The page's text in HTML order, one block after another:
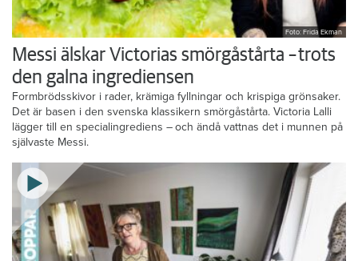
Foto: Frida Ekman
Messi älskar Victorias smörgåstårta – trots
den galna ingrediensen
Formbrödsskivor i rader, krämiga fyllningar och krispiga grönsaker.
Det är basen i den svenska klassikern smörgåstårta. Victoria Lalli
lägger till en specialingrediens – och ändå vattnas det i munnen på
självaste Messi.